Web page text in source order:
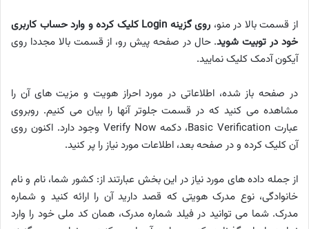
از قسمت بالا در منو،
روی گزینه Login کلیک کرده و وارد حساب کاربری
خود در توبیت شوید. حال در صفحه پیش رو، از قسمت بالا مجددا روی
آیکون آدمک کلیک نمایید.
در صفحه باز شده، اطلاعاتی در مورد احراز هویت و مزیت های آن را
مشاهده می کنید که در قسمت جلوتر آنها را بیان می کنیم. روبروی
عبارت Basic Verification، دکمه Verify Now وجود دارد. اکنون روی
آن کلیک کرده و در صفحه بعد، اطلاعات مورد نیاز را پر کنید.
از جمله داده های مورد نیاز در این بخش عبارتند از: کشور شما، نام و نام
خانوادگی، نوع مدرک هویتی که قصد دارید آن را ارائه کنید و شماره
مدرک. شما می توانید در فیلد شماره مدرک، همان کد ملی خود را وارد